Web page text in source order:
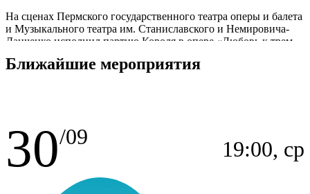
На сценах Пермского государственного театра оперы и балета
и Музыкального театра им. Станиславского и Немировича-
Данченко исполнил партию Короля в опере «Любовь к трем
Ближайшие мероприятия
30/09 19:00, ср